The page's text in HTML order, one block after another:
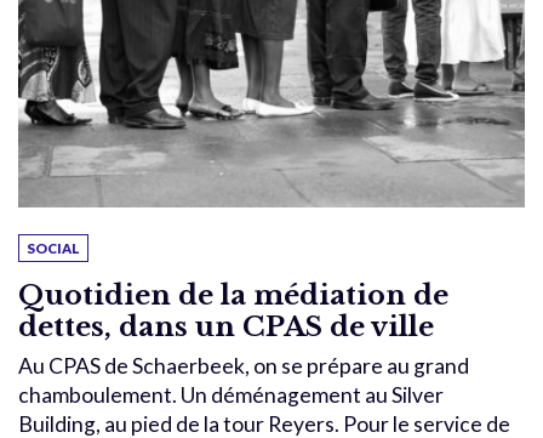
SOCIAL
Quotidien de la médiation de
dettes, dans un CPAS de ville
Au CPAS de Schaerbeek, on se prépare au grand
chamboulement. Un déménagement au Silver
Building, au pied de la tour Reyers. Pour le service de